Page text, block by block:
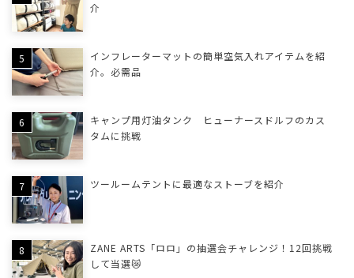
介
インフレーターマットの簡単空気入れアイテムを紹
介。必需品
キャンプ用灯油タンク ヒューナースドルフのカス
タムに挑戦
ツールームテントに最適なストーブを紹介
ZANE ARTS「ロロ」の抽選会チャレンジ！12回挑戦
して当選😿